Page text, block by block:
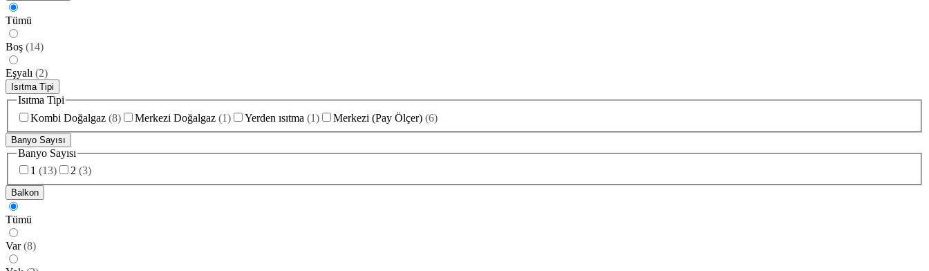
Tümü
Boş (14)
Eşyalı (2)
Isıtma Tipi
Isıtma Tipi
Kombi Doğalgaz (8) Merkezi Doğalgaz (1) Yerden ısıtma (1) Merkezi (Pay Ölçer) (6)
Banyo Sayısı
Banyo Sayısı
1 (13) 2 (3)
Balkon
Tümü
Var (8)